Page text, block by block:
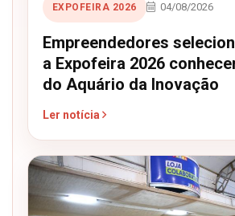
EXPOFEIRA 2026 04/08/2026
Empreendedores
a Expofeira 2026
do Aquário da Inovação
Ler notícia